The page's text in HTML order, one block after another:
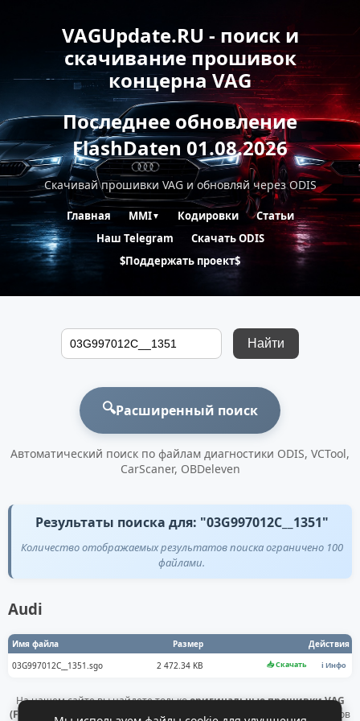
VAGUpdate.RU - поиск и
скачивание прошивок
концерна VAG
Последнее обновление
FlashDaten 01.08.2026
Скачивай прошивки VAG и обновляй через ODIS
Главная MMI▼ Кодировки
Статьи
Наш Telegram
Скачать ODIS
$Поддержать проект$
Найти
🔍Расширенный поиск
Автоматический поиск по файлам диагностики ODIS, VCTool,
CarScaner, OBDeleven
Результаты поиска для: "03G997012C__1351"
Количество отображаемых результатов поиска ограничено 100
файлами.
Audi
Имя файла Размер
Действия
03G997012C__1351.sgo
2 472.34 KB 📥 Скачать ℹ️ Инфо
На нашем сайте вы найдете толькооригинальные прошивки VAG
(Flashdaten)
. Все файлы получены напрямую с официальных серверов